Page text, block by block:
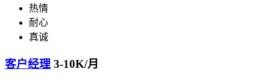
热情
耐心
真诚
客户经理 3-10K/月